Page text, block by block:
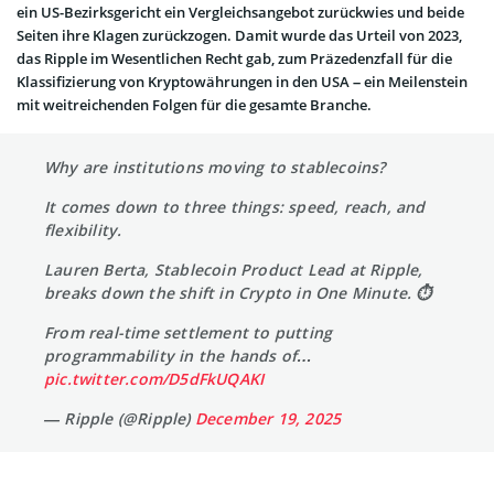
ein US-Bezirksgericht ein Vergleichsangebot zurückwies und beide
Seiten ihre Klagen zurückzogen. Damit wurde das Urteil von 2023,
das Ripple im Wesentlichen Recht gab, zum Präzedenzfall für die
Klassifizierung von Kryptowährungen in den USA – ein Meilenstein
mit weitreichenden Folgen für die gesamte Branche.
Why are institutions moving to stablecoins?
It comes down to three things: speed, reach, and
flexibility.
Lauren Berta, Stablecoin Product Lead at Ripple,
breaks down the shift in Crypto in One Minute. ⏱️
From real-time settlement to putting
programmability in the hands of…
pic.twitter.com/D5dFkUQAKI
— Ripple (@Ripple) December 19, 2025